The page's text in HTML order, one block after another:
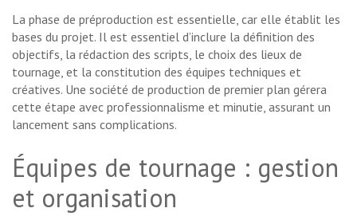
La phase de préproduction est essentielle, car elle établit les
bases du projet. Il est essentiel d’inclure la définition des
objectifs, la rédaction des scripts, le choix des lieux de
tournage, et la constitution des équipes techniques et
créatives. Une société de production de premier plan gérera
cette étape avec professionnalisme et minutie, assurant un
lancement sans complications.
Équipes de tournage : gestion
et organisation